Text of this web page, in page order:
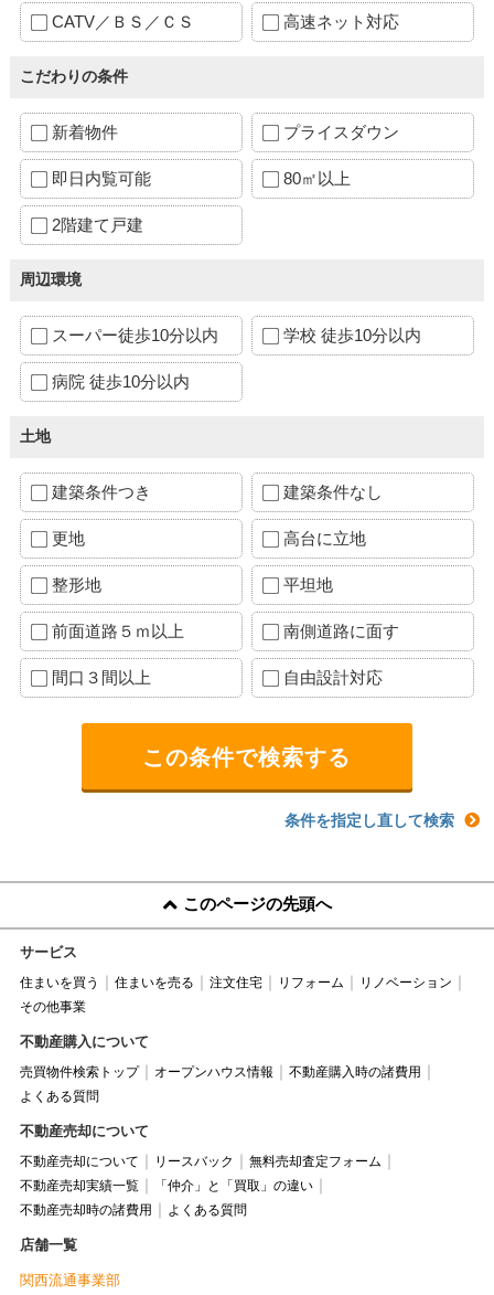
CATV／ＢＳ／ＣＳ 高速ネット対応
こだわりの条件
新着物件 プライスダウン
即日内覧可能 80㎡以上
2階建て戸建
周辺環境
スーパー徒歩10分以内 学校 徒歩10分以内
病院 徒歩10分以内
土地
建築条件つき 建築条件なし
更地 高台に立地
整形地 平坦地
前面道路５ｍ以上 南側道路に面す
間口３間以上 自由設計対応
条件を指定し直して検索
このページの先頭へ
サービス
住まいを買う 住まいを売る 注文住宅 リフォーム
リノベーション
その他事業
不動産購入について
売買物件検索トップ オープンハウス情報
不動産購入時の諸費用
よくある質問
不動産売却について
不動産売却について リースバック
無料売却査定フォーム
不動産売却実績一覧
「仲介」と「買取」の違い
不動産売却時の諸費用
よくある質問
店舗一覧
関西流通事業部